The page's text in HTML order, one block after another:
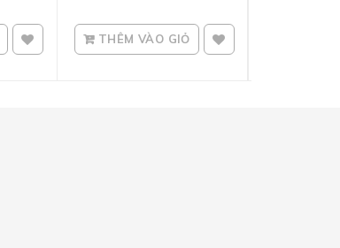
THÊM VÀO GIỎ